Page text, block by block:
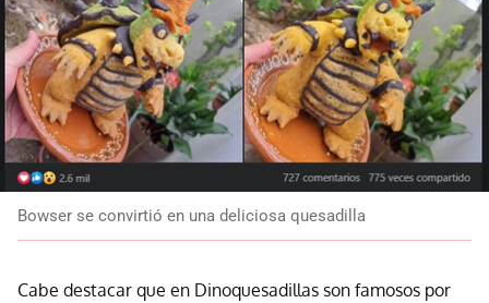
Bowser se convirtió en una deliciosa quesadilla
Cabe destacar que en Dinoquesadillas son famosos por